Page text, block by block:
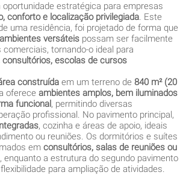
estratégica para empresas
conforto e localização privilegiada. Este
uma residência, foi projetado de forma que
versáteis possam ser facilmente
tornando-o ideal para
escolas de cursos
construída em um terreno de840 m² (20
ofereceambientes amplos, bem iluminados
funcional , permitindo diversas
profissional. No pavimento principal,
, cozinha e áreas de apoio, ideais
ou reuniões. Os dormitórios e suítes
emconsultórios, salas de reuniões ou
, enquanto a estrutura do segundo pavimento
para ampliação de atividades.